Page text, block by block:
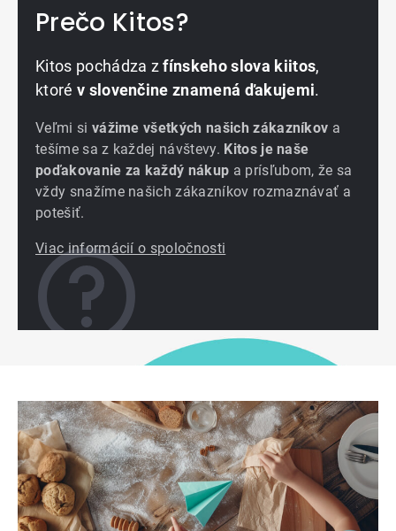
Prečo Kitos?
Kitos pochádza zfínskeho slova kiitos,
ktoré v slovenčine znamená ďakujemi.
Veľmi si vážime všetkých našich zákazníkov a
tešíme sa z každej návštevy. Kitos je naše
poďakovanie za každý nákup a prísľubom, že sa
vždy snažíme našich zákazníkov rozmaznávať a
potešiť.
Viac informácií o spoločnosti